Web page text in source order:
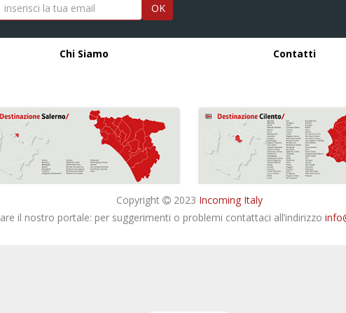
OK
Chi Siamo Contatti
Copyright 2023 Incoming Italy
il nostro portale: per suggerimenti o problemi contattaci all’indirizzo